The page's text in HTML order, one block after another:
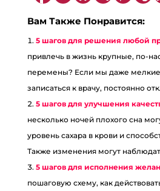
Вам Также Понравится:
5 шагов для решения любой
привлечь в жизнь крупные, по-
перемены? Если мы даже мелкие
записаться к врачу, постоянно
5 шагов для улучшения
несколько ночей плохого сна
уровень сахара в крови и
Также изменения могут
5 шагов для исполнения
пошаговую схему, как